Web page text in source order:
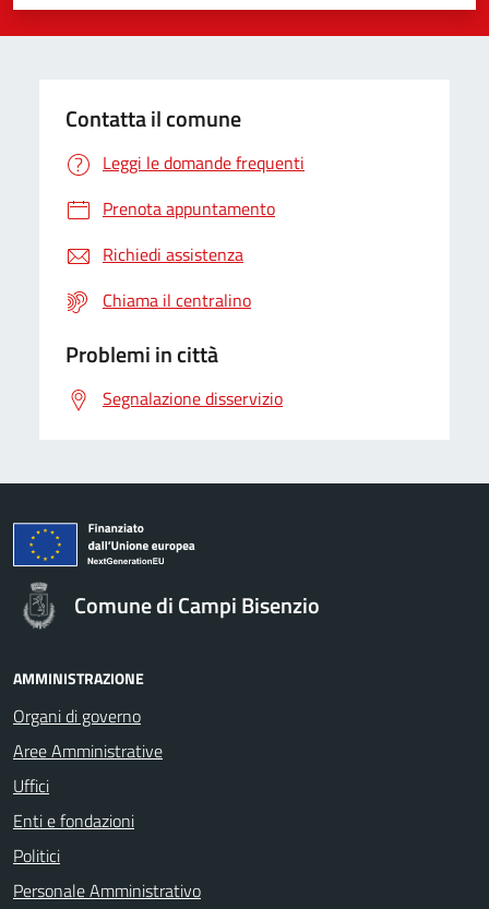
Contatta il comune
Leggi le domande frequenti
Prenota appuntamento
Richiedi assistenza
Chiama il centralino
Problemi in città
Segnalazione disservizio
Comune di Campi Bisenzio
AMMINISTRAZIONE
Organi di governo
Aree Amministrative
Uffici
Enti e fondazioni
Politici
Personale Amministrativo